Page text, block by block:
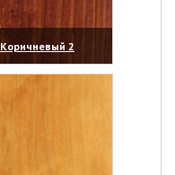
Коричневый 2
(увеличить)